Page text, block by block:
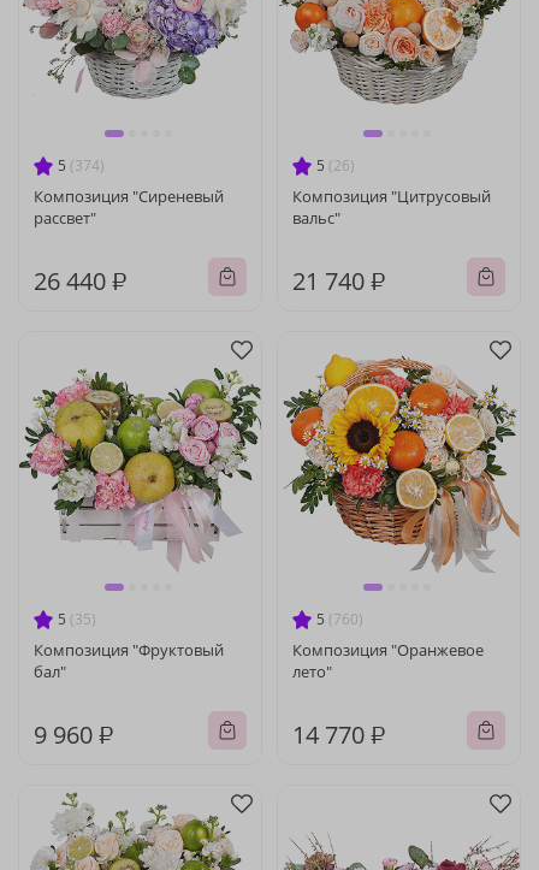
5 (374)
Композиция "Сиреневый
рассвет"
26 440 ₽
5 (26)
Композиция "Цитрусовый
вальс"
21 740 ₽
5 (35)
Композиция "Фруктовый
бал"
9 960 ₽
5 (760)
Композиция "Оранжевое
лето"
14 770 ₽